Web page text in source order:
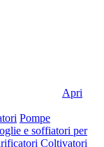
Apri
Pompe
e soffiatori per
Coltivatori